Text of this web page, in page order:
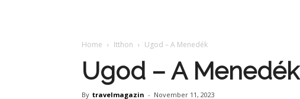
Home Itthon Ugod – A Menedék
Ugod – A Menedék
By travelmagazin - November 11, 2023